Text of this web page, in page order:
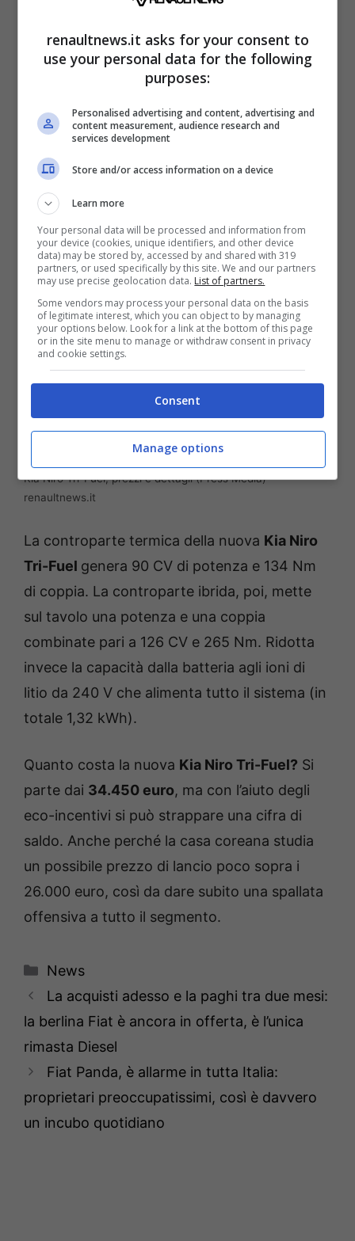
motore
L’allestimento completo è consultabile sul sito
la motorizzazione della nuovaNiro Tri-Fuel
motore è stato convertito da benzina a gas
GPL 1.6 (4 cilindri e a iniezione diretta di
benzina) ed è abbinato ad un motore
elettrico componente il modulo ibrido.
Kia Niro Tri-Fuel, prezzi e dettagli (Press Media)
renaultnews.it
La controparte termica della nuova Kia Niro
Tri-Fuel genera 90 CV di potenza e 134 Nm
di coppia. La controparte ibrida, poi, mette
sul tavolo una potenza e una coppia
combinate pari a 126 CV e 265 Nm. Ridotta
invece la capacità dalla batteria agli ioni di
litio da 240 V che alimenta tutto il sistema (in
totale 1,32 kWh).
Quanto costa la nuova Kia Niro Tri-Fuel? Si
parte dai 34.450 euro, ma con l’aiuto degli
eco-incentivi si può strappare una cifra di
saldo. Anche perché la casa coreana studia
un possibile prezzo di lancio poco sopra i
26.000 euro, così da dare subito una spallata
offensiva a tutto il segmento.
Categorie
News
La acquisti adesso e la paghi tra due mesi:
la berlina Fiat è ancora in offerta, è l’unica
rimasta Diesel
Fiat Panda, è allarme in tutta Italia:
proprietari preoccupatissimi, così è davvero
un incubo quotidiano
renaultnews.it asks for your consent to
use your personal data for the following
purposes:
Personalised advertising and content, advertising and
content measurement, audience research and
services development
Store and/or access information on a device
Learn more
Your personal data will be processed and information from
your device (cookies, unique identifiers, and other device
data) may be stored by, accessed by and shared with 319
partners, or used specifically by this site. We and our partners
may use precise geolocation data. List of partners.
Some vendors may process your personal data on the basis
of legitimate interest, which you can object to by managing
your options below. Look for a link at the bottom of this page
or in the site menu to manage or withdraw consent in privacy
and cookie settings.
Consent
Manage options